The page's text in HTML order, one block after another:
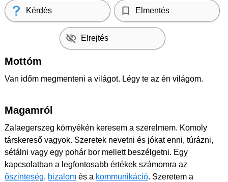
Kérdés Elmentés
Elrejtés
Mottóm
Van időm megmenteni a világot. Légy te az én világom.
Magamról
Zalaegerszeg környékén keresem a szerelmem. Komoly
társkereső vagyok. Szeretek nevetni és jókat enni, túrázni,
sétálni vagy egy pohár bor mellett beszélgetni. Egy
kapcsolatban a legfontosabb értékek számomra az
őszinteség, bizalom és a kommunikáció. Szeretem a